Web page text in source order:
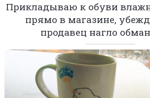
Прикладываю к обуви
прямо в магазине,
продавец нагло